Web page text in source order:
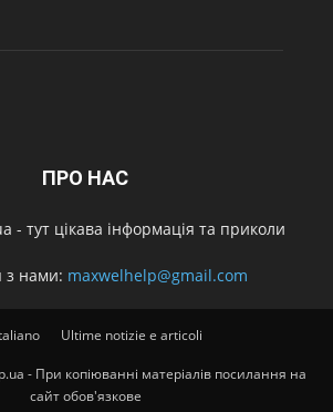
ПРО НАС
- тут цікава інформація та приколи
з нами: maxwelhelp@gmail.com
Ultime notizie e articoli
- При копіюванні матеріалів посилання на
сайт обов'язкове